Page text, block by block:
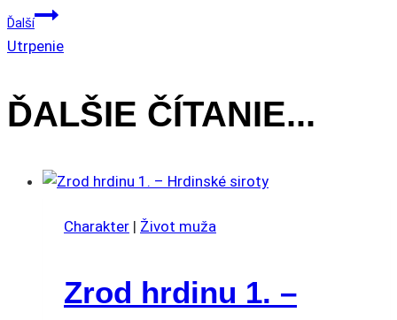
V
Ďalší
Utrpenie
ĎALŠIE ČÍTANIE...
Charakter | Život muža
Zrod hrdinu 1. –